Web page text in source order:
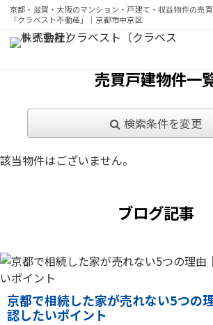
京都・滋賀・大阪のマンション・戸建て・収益物件の売
「クラベスト不動産」｜京都市中京区
京都・滋賀・大阪のマンション・戸建
売買戸建物件一
検索条件を変更
該当物件はございません。
ブログ記事
京都で相続した家が売れない5つの
認したいポイント